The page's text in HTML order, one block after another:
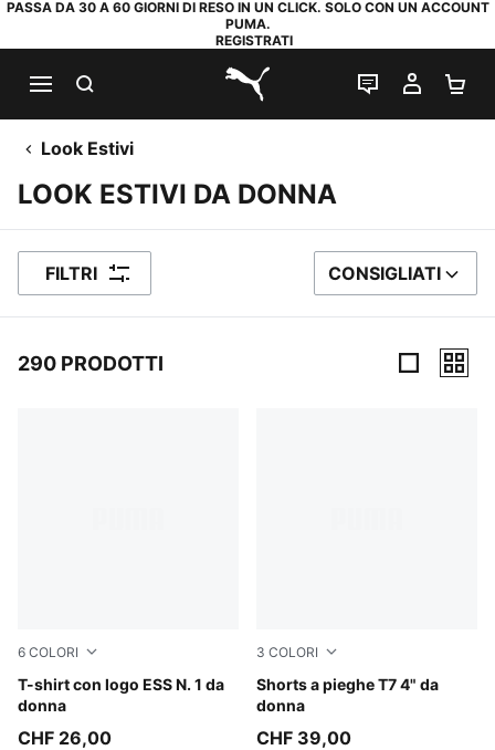
PASSA DA 30 A 60 GIORNI DI RESO IN UN CLICK. SOLO CON UN ACCOUNT
PUMA.
REGISTRATI
PUMA.com
CHAT IL MIO
Look Estivi
LOOK ESTIVI DA DONNA
FILTRI ORDINA PER
CONSIGLIATI
290 PRODOTTI
6 COLORI
T-shirt con logo ESS N. 1 da
donna
Garnet Glow
CHF 26,00
3 COLORI
Shorts a pieghe T7 4" da
donna
Red Flash
CHF 39,00